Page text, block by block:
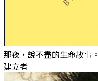
那夜，說不盡的生命故事。
建立者